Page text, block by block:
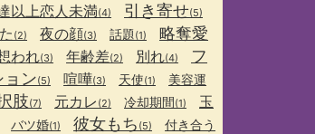
以上恋人未満(4) 引き寄せ(5)
(2) 夜の顔(3) 話題(1) 略奪愛
われ(3) 年齢差(2) 別れ(4)
フ
ョン(5) 喧嘩(3) 天使(1) 美容運
肢(7) 元カレ (2) 冷却期間(1)
玉
バツ婚(1) 彼女もち (5)
付き合う